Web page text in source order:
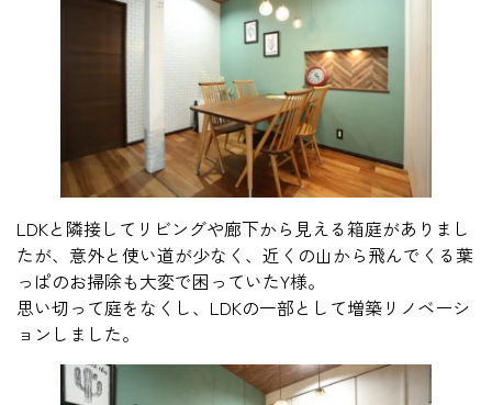
LDKと隣接してリビングや廊下から見える箱庭がありまし
たが、意外と使い道が少なく、近くの山から飛んでくる葉
っぱのお掃除も大変で困っていたY様。
思い切って庭をなくし、LDKの一部として増築リノベーシ
ョンしました。